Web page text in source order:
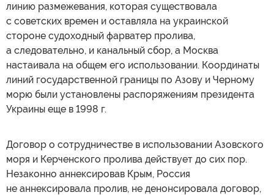
линию размежевания, которая существовала
с советских времен и оставляла на украинской
стороне судоходный фарватер пролива,
а следовательно, и канальный сбор, а Москва
настаивала на общем его использовании. Координаты
линий государственной границы по Азову и Черному
морю были установлены распоряжениям президента
Украины еще в 1998 г.
Договор о сотрудничестве в использовании Азовского
моря и Керченского пролива действует до сих пор.
Незаконно аннексировав Крым, Россия
не аннексировала пролив, не денонсировала договор,